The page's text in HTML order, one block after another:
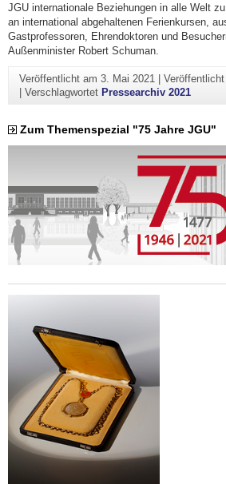
JGU internationale Beziehungen in alle Welt
an international abgehaltenen Ferienkursen,
Gastprofessoren, Ehrendoktoren und
Außenminister Robert Schuman.
Veröffentlicht am 3. Mai 2021|
Verschlagwortet Pressearchiv 2021
Zum Themenspezial "75 Jahre JGU"